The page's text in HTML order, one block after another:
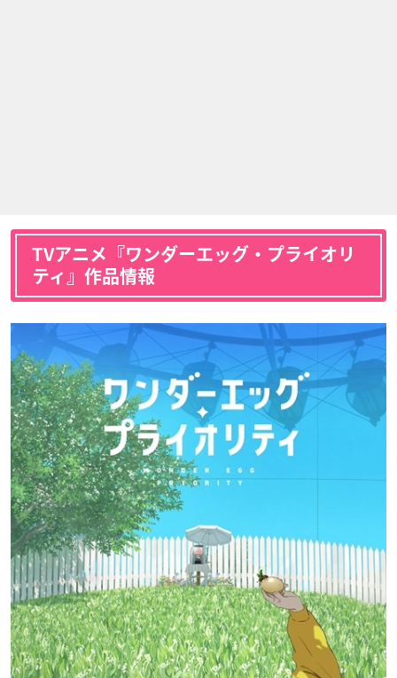
TVアニメ『ワンダーエッグ・プライオリ
ティ』作品情報